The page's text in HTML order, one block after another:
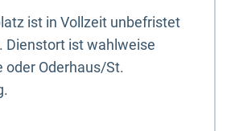
ist in Vollzeit unbefristet
Dienstort ist wahlweise
oder Oderhaus/St.